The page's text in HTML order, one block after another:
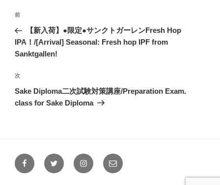
投
ナ
ビ
ー
シ
ョ
前
の
投
稿
前
【新入荷】●限定●サンクトガーレンFresh Hop
IPA！/[Arrival] Seasonal: Fresh hop IPF from
Sanktgallen!
次
の
投
次
Sake Diploma二次試験対策講座/Preparation Exam.
class for Sake Diploma
FacebookTwitter Instagramメ
ー